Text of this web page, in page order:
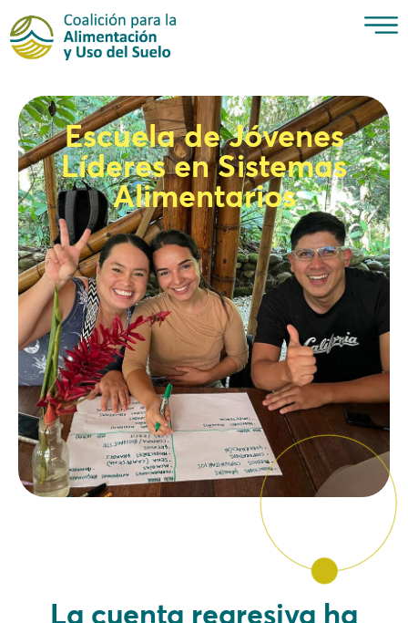
Escuela de Jóvenes
Líderes en Sistemas
Alimentarios
La cuenta regresiva ha